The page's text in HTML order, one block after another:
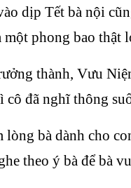
dịp Tết bà nội
phong bao thật
thành, Vưu
cô đã nghĩ thông
lòng bà dành cho
theo ý bà để bà